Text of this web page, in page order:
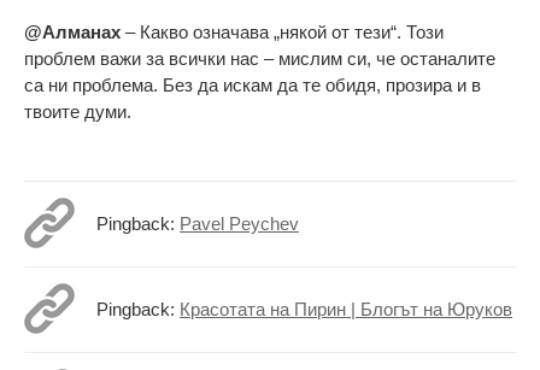
@Алманах – Какво означава „някой от тези“. Този
проблем важи за всички нас – мислим си, че останалите
са ни проблема. Без да искам да те обидя, прозира и в
твоите думи.
Pingback: Pavel Peychev
Pingback: Красотата на Пирин | Блогът на Юруков